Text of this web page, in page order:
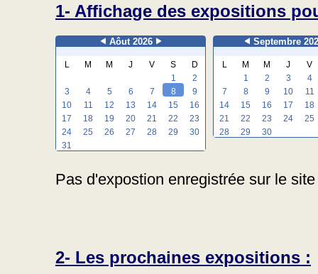
1- Affichage des expositions
Aôut 2026
L M M J V S
D
1
2
3
4 5 6 7 8
9
10
11 12 13 14 15
16
17
18 19 20 21 22
23
24
25 26 27 28 29
30
31
Septembre
L M M J
V
1
2 3
4
7
8 9 10
11
14
15 16 17
18
21
22 23 24
25
28
29 30
Pas d'expostion enregistrée sur le
2- Les prochaines expositions :